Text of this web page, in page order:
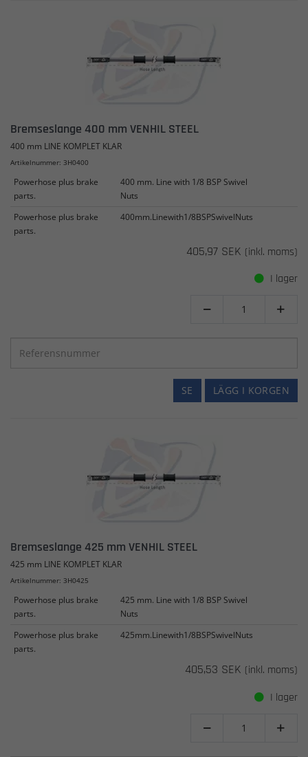
Bremseslange 400 mm VENHIL STEEL
400 mm LINE KOMPLET KLAR
Artikelnummer: 3H0400
Powerhose plus brake
parts.
400 mm. Line with 1/8 BSP Swivel
Nuts
Powerhose plus brake
parts.
400mm.Linewith1/8BSPSwivelNuts
405,97 SEK (inkl. moms)
I lager
 
LÄGG I KORGEN
SE
Bremseslange 425 mm VENHIL STEEL
425 mm LINE KOMPLET KLAR
Artikelnummer: 3H0425
Powerhose plus brake
parts.
425 mm. Line with 1/8 BSP Swivel
Nuts
Powerhose plus brake
parts.
425mm.Linewith1/8BSPSwivelNuts
405,53 SEK (inkl. moms)
I lager
 